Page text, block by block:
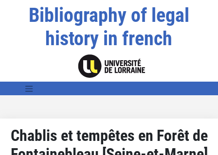
Bibliography of legal
history in french
Chablis et tempêtes en Forêt de